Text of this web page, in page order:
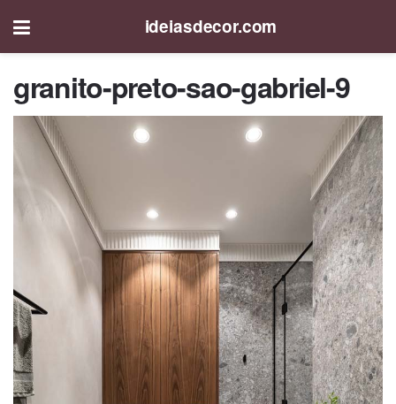
ideiasdecor.com
granito-preto-sao-gabriel-9